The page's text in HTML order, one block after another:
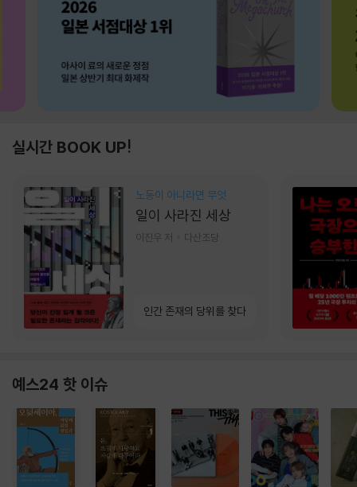
실시간 BOOK UP!
노동이 아니라면 무엇
일이 사라진 세상
이진우 저 다산초당
인간 존재의 당위를 찾다
예스24 핫 이슈